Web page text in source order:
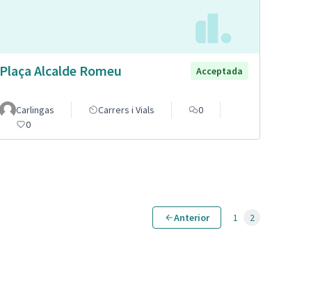
Plaça Alcalde Romeu Acceptada
Carlingas Carrers i Vials
0
0
Anterior 1 2